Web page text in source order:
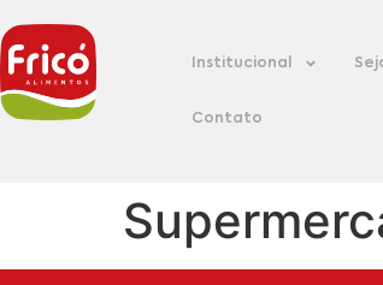
Institucional
Contato